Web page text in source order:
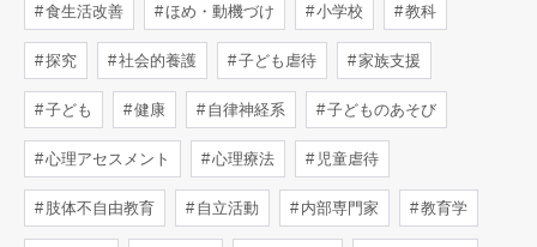
食生活改善 ほめ・動機づけ 小学校 教科
探究 社会的養護 子ども虐待 家族支援
子ども 健康 自律神経系 子どものあそび
心理アセスメント 心理療法 児童虐待
肢体不自由教育 自立活動 内部専門家 教育学